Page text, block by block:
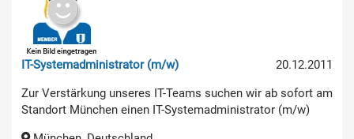
20.12.2011
IT-Systemadministrator (m/w)
Zur Verstärkung unseres IT-Teams suchen wir ab sofort am
Standort München einen IT-Systemadministrator (m/w)